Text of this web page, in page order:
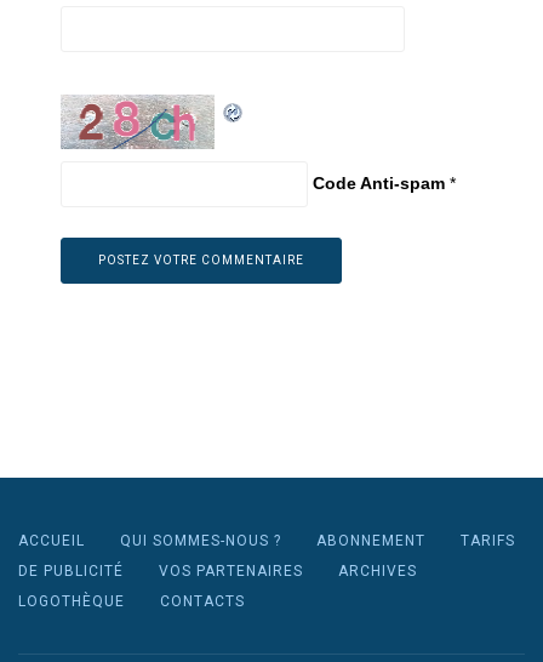
Code Anti-spam *
ACCUEIL QUI SOMMES-NOUS ? ABONNEMENT
TARIFS
DE PUBLICITÉ
VOS PARTENAIRES
ARCHIVES
LOGOTHÈQUE
CONTACTS